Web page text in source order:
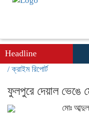
Headline
/ক্রাইম রিপোর্ট
ফুলপুরে দেয়াল ভেঙে
মোঃ